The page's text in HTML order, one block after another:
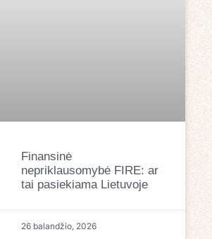
Finansinė
nepriklausomybė FIRE: ar
tai pasiekiama Lietuvoje
26 balandžio, 2026